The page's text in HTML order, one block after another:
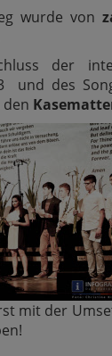
wurde von
der
und des
den
mit der